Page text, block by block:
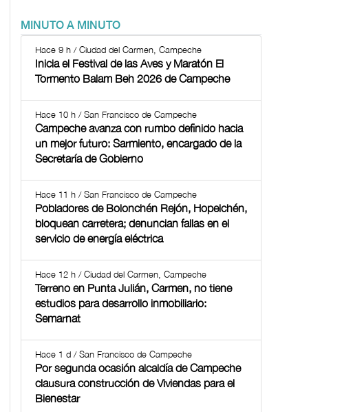
MINUTO A MINUTO
Hace 9 h / Ciudad del Carmen, Campeche
Inicia el Festival de las Aves y Maratón El
Tormento Balam Beh 2026 de Campeche
Hace 10 h / San Francisco de Campeche
Campeche avanza con rumbo definido hacia
un mejor futuro: Sarmiento, encargado de la
Secretaría de Gobierno
Hace 11 h / San Francisco de Campeche
Pobladores de Bolonchén Rejón, Hopelchén,
bloquean carretera; denuncian fallas en el
servicio de energía eléctrica
Hace 12 h / Ciudad del Carmen, Campeche
Terreno en Punta Julián, Carmen, no tiene
estudios para desarrollo inmobiliario:
Semarnat
Hace 1 d / San Francisco de Campeche
Por segunda ocasión alcaldía de Campeche
clausura construcción de Viviendas para el
Bienestar